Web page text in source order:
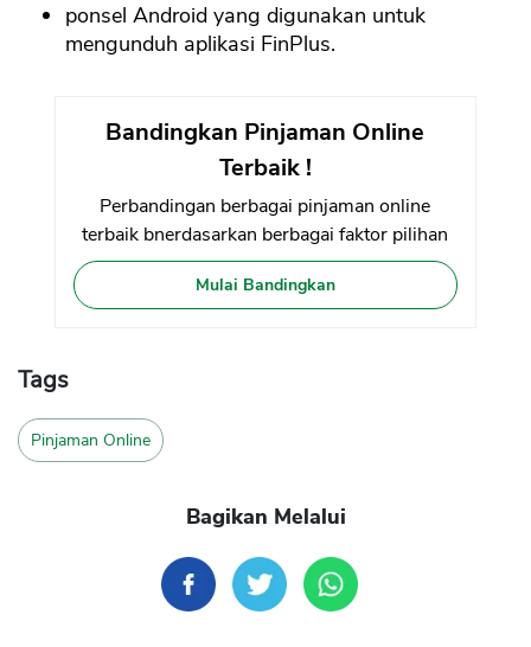
ponsel Android yang digunakan untuk
mengunduh aplikasi FinPlus.
Bandingkan Pinjaman Online
Terbaik !
Perbandingan berbagai pinjaman online
terbaik bnerdasarkan berbagai faktor pilihan
Mulai Bandingkan
Tags
Pinjaman Online
Bagikan Melalui